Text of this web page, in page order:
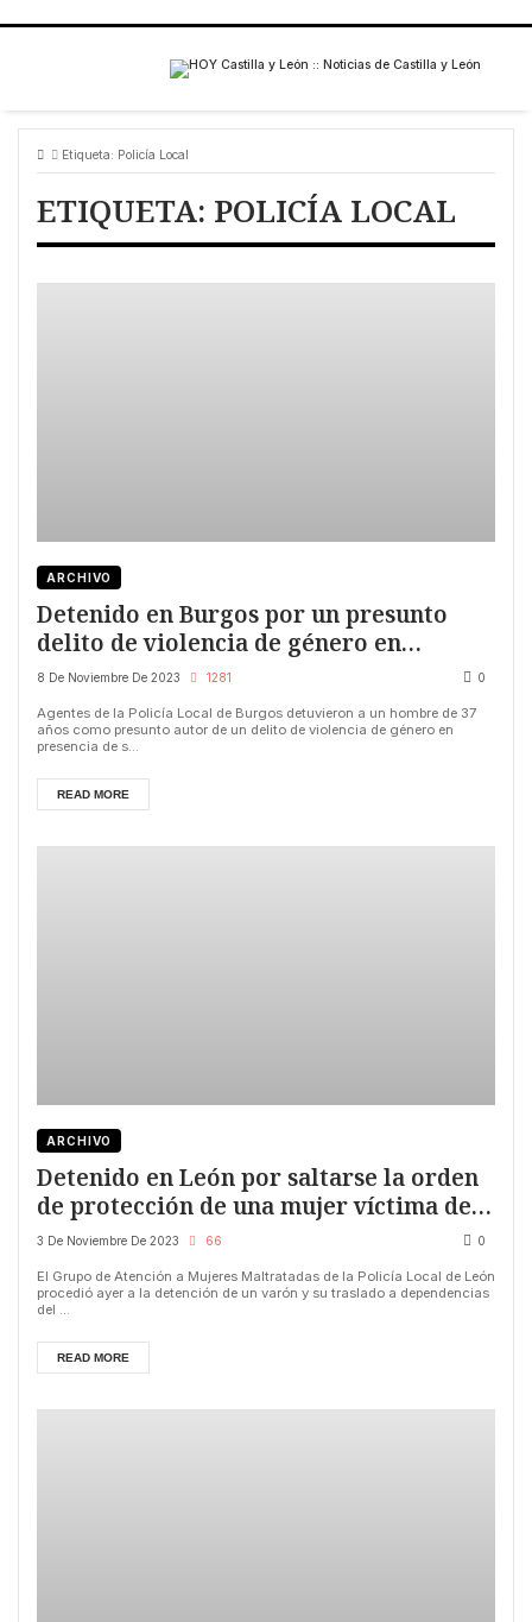
Etiqueta: Policía Local
ETIQUETA: POLICÍA LOCAL
ARCHIVO
Detenido en Burgos por un presunto
delito de violencia de género en
presencia de su hijo pequeño
8 De Noviembre De 2023 1281 0
Agentes de la Policía Local de Burgos detuvieron a un hombre de 37
años como presunto autor de un delito de violencia de género en
presencia de s...
READ MORE
ARCHIVO
Detenido en León por saltarse la orden
de protección de una mujer víctima de
violencia de género
3 De Noviembre De 2023 66 0
El Grupo de Atención a Mujeres Maltratadas de la Policía Local de León
procedió ayer a la detención de un varón y su traslado a dependencias
del ...
READ MORE